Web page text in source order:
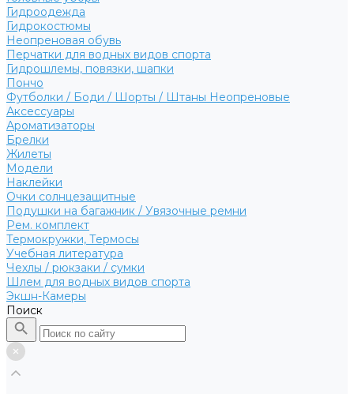
Гидроодежда
Гидрокостюмы
Неопреновая обувь
Перчатки для водных видов спорта
Гидрошлемы, повязки, шапки
Пончо
Футболки / Боди / Шорты / Штаны Неопреновые
Аксессуары
Ароматизаторы
Брелки
Жилеты
Модели
Наклейки
Очки солнцезащитные
Подушки на багажник / Увязочные ремни
Рем. комплект
Термокружки, Термосы
Учебная литература
Чехлы / рюкзаки / сумки
Шлем для водных видов спорта
Экшн-Камеры
Поиск